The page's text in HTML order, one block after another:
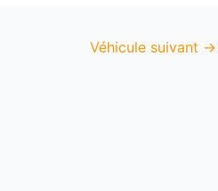
Véhicule suivant →